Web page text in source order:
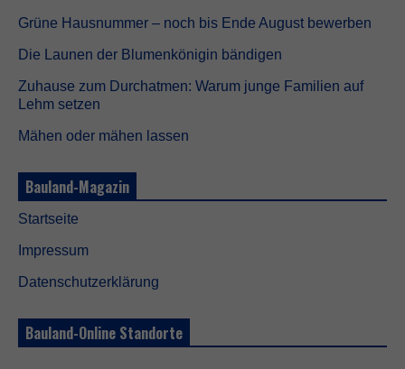
Grüne Hausnummer – noch bis Ende August bewerben
Die Launen der Blumenkönigin bändigen
Zuhause zum Durchatmen: Warum junge Familien auf
Lehm setzen
Mähen oder mähen lassen
Bauland-Magazin
Startseite
Impressum
Datenschutzerklärung
Bauland-Online Standorte